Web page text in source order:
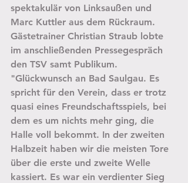
spektakulär von Linksaußen und
Marc Kuttler aus dem Rückraum.
Gästetrainer Christian Straub lobte
im anschließenden Pressegespräch
den TSV samt Publikum.
"Glückwunsch an Bad Saulgau. Es
spricht für den Verein, dass er trotz
quasi eines Freundschaftsspiels, bei
dem es um nichts mehr ging, die
Halle voll bekommt. In der zweiten
Halbzeit haben wir die meisten Tore
über die erste und zweite Welle
kassiert. Es war ein verdienter Sieg